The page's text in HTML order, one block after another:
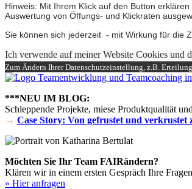
Hinweis: Mit Ihrem Klick auf den Button
Auswertung von Öffungs- und Klickraten
Sie können sich jederzeit - mit Wirkung für die
Ich verwende auf meiner Website Cookies und
Zum Ändern Ihrer Datenschutzeinstellung, z.B.
***NEU IM BLOG:
Schleppende Projekte, miese Produktqualität
→ Case Story: Von gefrustet und verkrustet
Möchten Sie Ihr Team FAIRändern?
Klären wir in einem ersten Gespräch Ihre
» Hier anfragen